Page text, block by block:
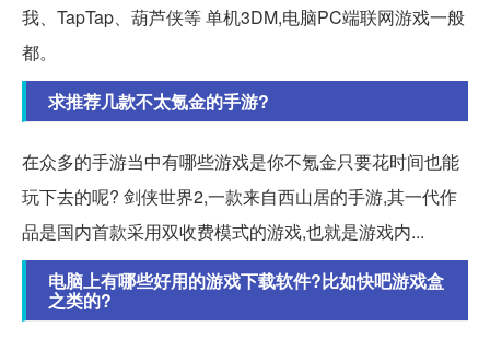
我、TapTap、葫芦侠等 单机3DM,电脑PC端联网游戏一般
都。
求推荐几款不太氪金的手游?
在众多的手游当中有哪些游戏是你不氪金只要花时间也能
玩下去的呢? 剑侠世界2,一款来自西山居的手游,其一代作
品是国内首款采用双收费模式的游戏,也就是游戏内...
电脑上有哪些好用的游戏下载软件?比如快吧游戏盒
之类的?